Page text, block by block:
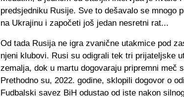
predsjedniku Rusije. Sve to dešavalo se mnogo
na Ukrajinu i započeti još jedan nesretni rat...
Od tada Rusija ne igra zvanične utakmice pod
njeni klubovi. Rusi su odigrali tek tri prijateljske
zemalja, dok u martu dogovaraju pripremni meč
Prethodno su, 2022. godine, sklopili dogovor o
Fudbalski savez BiH odustao od iste nakon